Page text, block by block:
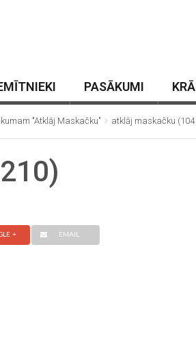
PASĀKUMI
"Atklāj Maskačku" atklāj maskačku (104
+ EMAIL